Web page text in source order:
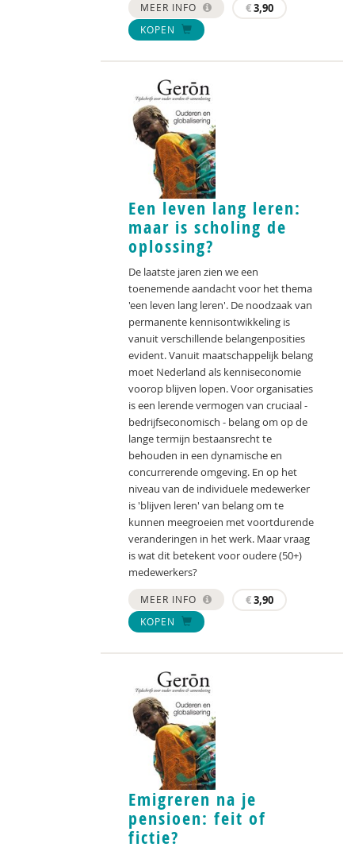
MEER INFO €3,90
KOPEN
Een leven lang leren:
maar is scholing de
oplossing?
De laatste jaren zien we een
toenemende aandacht voor het thema
'een leven lang leren'. De noodzaak van
permanente kennisontwikkeling is
vanuit verschillende belangenposities
evident. Vanuit maatschappelijk belang
moet Nederland als kenniseconomie
voorop blijven lopen. Voor organisaties
is een lerende vermogen van cruciaal -
bedrijfseconomisch - belang om op de
lange termijn bestaansrecht te
behouden in een dynamische en
concurrerende omgeving. En op het
niveau van de individuele medewerker
is 'blijven leren' van belang om te
kunnen meegroeien met voortdurende
veranderingen in het werk. Maar vraag
is wat dit betekent voor oudere (50+)
medewerkers?
MEER INFO €3,90
KOPEN
Emigreren na je
pensioen: feit of
fictie?